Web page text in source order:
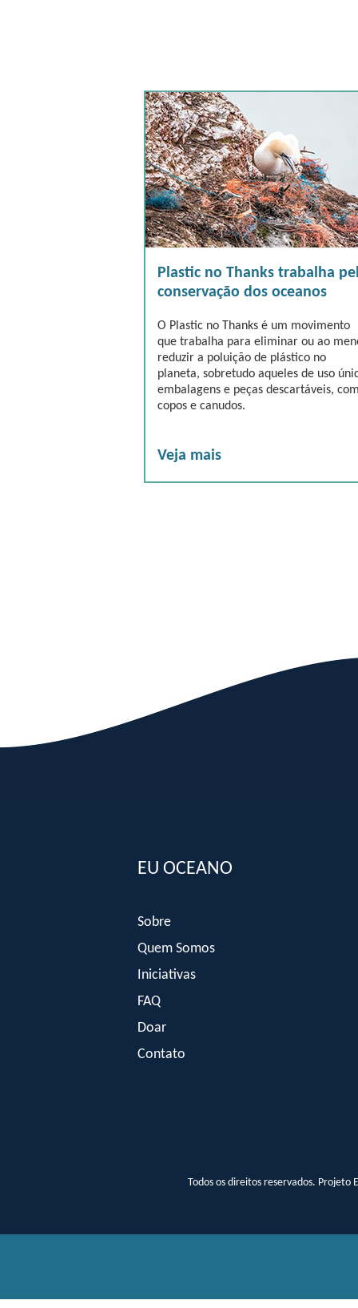
Plastic no Thanks trabalha
conservação dos oceanos
O Plastic no Thanks é um movimento
que trabalha para eliminar ou ao
reduzir a poluição de plástico no
planeta, sobretudo aqueles de uso
embalagens e peças descartáveis,
copos e canudos.
Veja mais
EU OCEANO
Sobre
Quem Somos
Iniciativas
FAQ
Doar
Contato
Todos os direitos reservados. Projeto